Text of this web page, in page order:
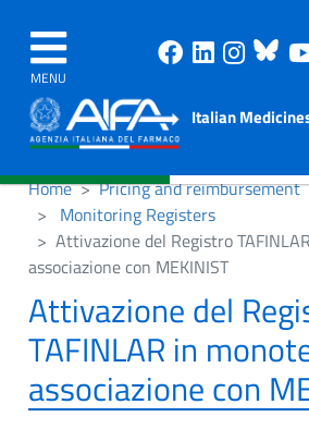
MENU
Facebook
Linkedin
Italian
Home
Pricing and reimbursement
Monitoring Registers
Attivazione del Registro
associazione con MEKINIST
Attivazione del
TAFINLAR in
associazione con